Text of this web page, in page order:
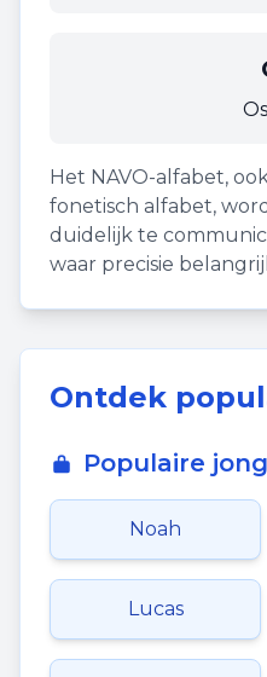
Het NAVO-alfabet,
fonetisch alfabet,
duidelijk te
waar precisie
Ontdek
Populaire
Noah
Lucas